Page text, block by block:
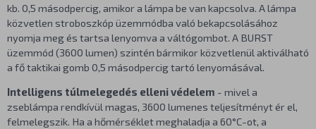
kb. 0,5 másodpercig, amikor a lámpa be van kapcsolva. A lámpa
közvetlen stroboszkóp üzemmódba való bekapcsolásához
nyomja meg és tartsa lenyomva a váltógombot. A BURST
üzemmód (3600 lumen) szintén bármikor közvetlenül aktiválható
a fő taktikai gomb 0,5 másodpercig tartó lenyomásával.
Intelligens túlmelegedés elleni védelem - mivel a
zseblámpa rendkívül magas, 3600 lumenes teljesítményt ér el,
felmelegszik. Ha a hőmérséklet meghaladja a 60°C-ot, a